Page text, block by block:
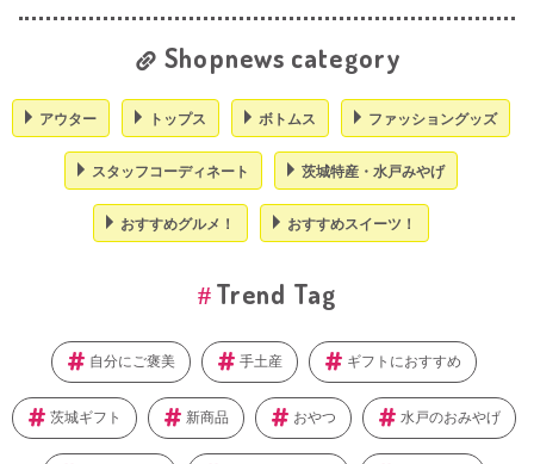
Shopnews category
アウター トップス ボトムス ファッショングッズ
スタッフコーディネート 茨城特産・水戸みやげ
おすすめグルメ！ おすすめスイーツ！
Trend Tag
自分にご褒美 手土産 ギフトにおすすめ
茨城ギフト 新商品 おやつ 水戸のおみやげ